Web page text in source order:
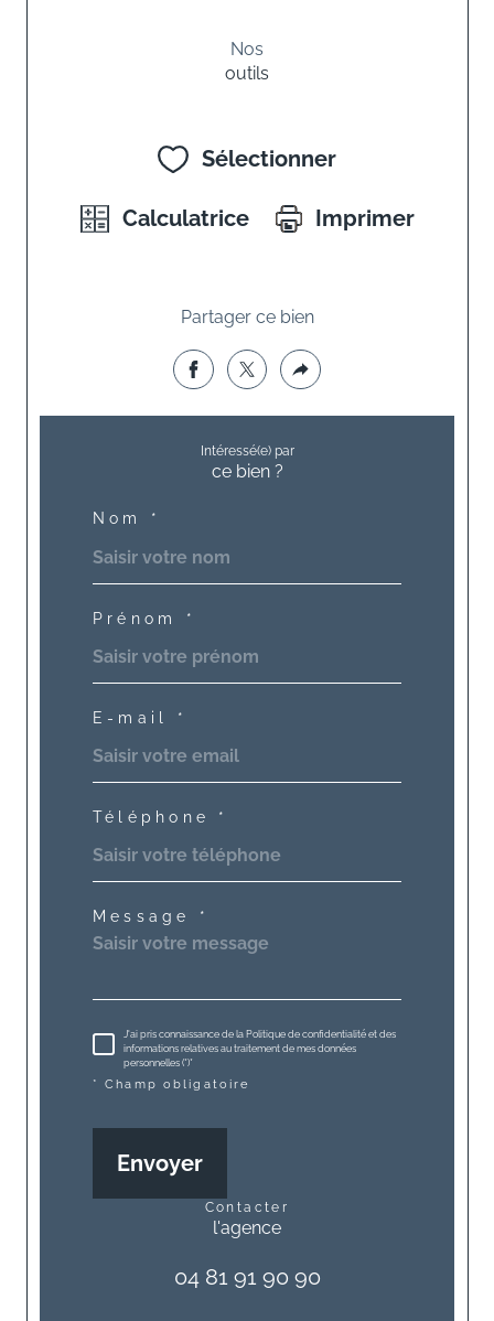
Nos
outils
Sélectionner
Calculatrice Imprimer
Partager ce bien
Intéressé(e) par
ce bien ?
Nom *
Prénom *
E-mail *
Téléphone *
Message *
J'ai pris connaissance de la Politique de confidentialité et des
informations relatives au traitement de mes données
personnelles (*)*
* Champ obligatoire
Envoyer
contacter
l'agence
04 81 91 90 90